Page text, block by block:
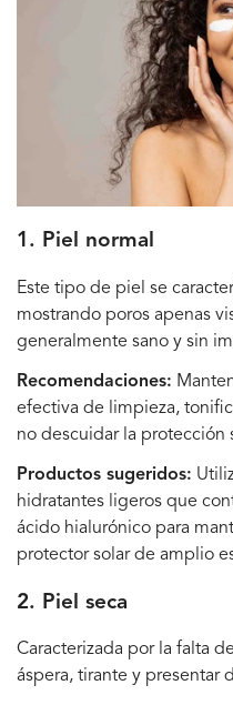
1. Piel normal
Este tipo de piel se
mostrando poros apenas
generalmente sano y sin
Recomendaciones:
efectiva de limpieza,
no descuidar la protección
Productos sugeridos:
hidratantes ligeros que
ácido hialurónico para
protector solar de amplio
2. Piel seca
Caracterizada por la falta
áspera, tirante y presentar